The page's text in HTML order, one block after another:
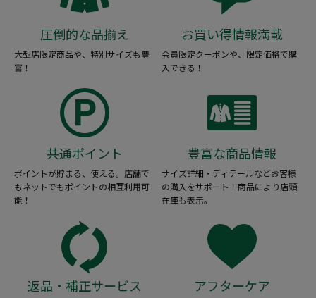
圧倒的な品揃え
大型店限定商品や、特別サイズも豊
富！
お買い得情報満載
会員限定クーポンや、限定価格で購
入できる！
共通ポイント
ポイントが貯まる、使える。店舗で
もネットでもポイントの相互利用可
能！
豊富な商品情報
サイズ詳細・ディテールなどお客様
の購入をサポート！商品により店頭
在庫も表示。
返品・補正サービス アフターケア